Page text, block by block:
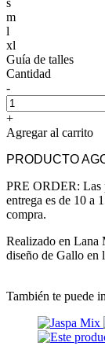
m
l
xl
Guía de talles
Cantidad
-
+
Agregar al carrito
PRODUCTO
PRE ORDER: Las
entrega es de 10 a
compra.
Realizado en Lana
diseño de Gallo en
También te puede